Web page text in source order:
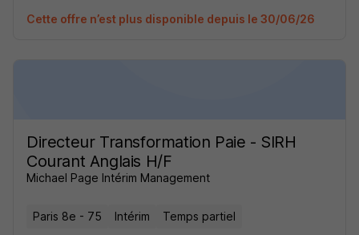
Cette offre n’est plus disponible depuis le 30/06/26
Directeur Transformation Paie - SIRH
Courant Anglais H/F
Michael Page Intérim Management
Paris 8e - 75 Intérim Temps partiel